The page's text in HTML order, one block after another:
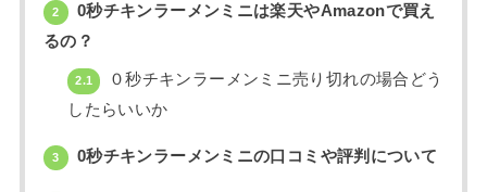
2
0秒チキンラーメンミニは楽天やAmazonで買え
るの？
2.1
０秒チキンラーメンミニ売り切れの場合どう
したらいいか
3 0秒チキンラーメンミニの口コミや評判について